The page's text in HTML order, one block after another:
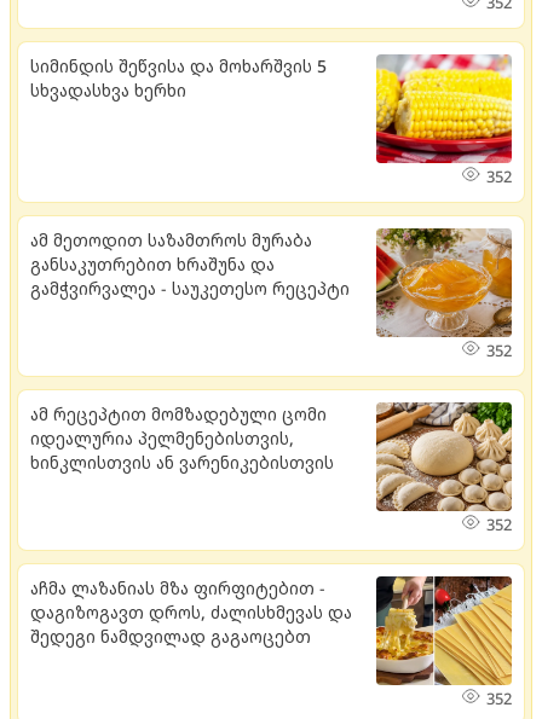
სიმინდის შეწვისა და მოხარშვის 5
სხვადასხვა ხერხი
352
ამ მეთოდით საზამთროს მურაბა
განსაკუთრებით ხრაშუნა და
გამჭვირვალეა - საუკეთესო რეცეპტი
352
ამ რეცეპტით მომზადებული ცომი
იდეალურია პელმენებისთვის,
ხინკლისთვის ან ვარენიკებისთვის
352
აჩმა ლაზანიას მზა ფირფიტებით -
დაგიზოგავთ დროს, ძალისხმევას და
შედეგი ნამდვილად გაგაოცებთ
352